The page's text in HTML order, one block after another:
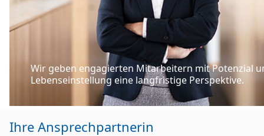
Wir geben engagierten Mitarbeitern mit Potenzial
Lebenseinstellung eine langfristige Perspektive.
Ihre Ansprechpartnerin